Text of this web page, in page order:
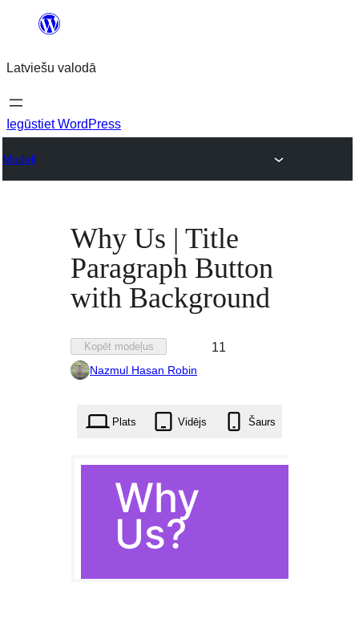
Pāriet
saturu
Latviešu valodā
Iegūstiet WordPress
Modeļi
Why Us | Title
Paragraph Button
with Background
Kopēt modeļus
Pievienots
reizes
11
Nazmul Hasan Robin
Plats Vidējs Šaurs